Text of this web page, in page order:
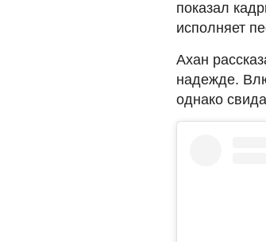
показал
исполняет
Ахан
надежде.
однако